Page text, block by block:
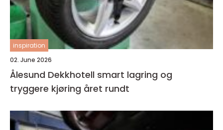
inspiration
02. June 2026
Ålesund Dekkhotell smart lagring og
tryggere kjøring året rundt